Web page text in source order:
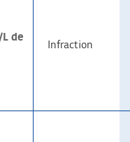
L de
Infraction